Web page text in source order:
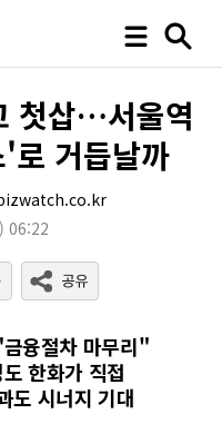
첫삽…서울역
로 거듭날까
06:22
융절차 마무리"
한화가 직접
도 시너지 기대